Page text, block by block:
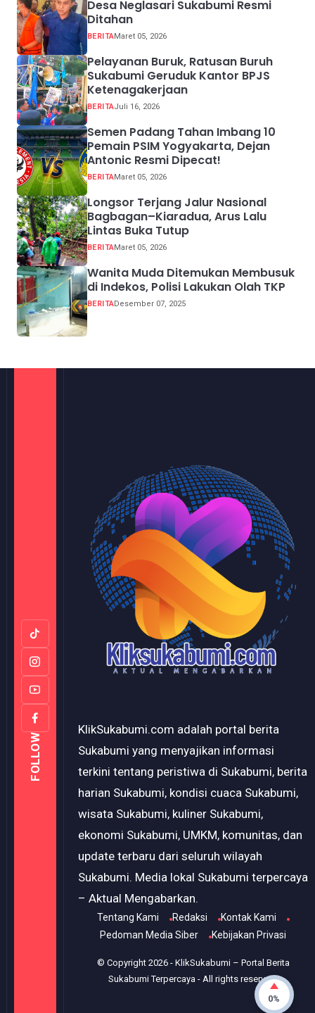
Desa Neglasari Sukabumi Resmi
Ditahan
BERITAMaret 05, 2026
Pelayanan Buruk, Ratusan Buruh
Sukabumi Geruduk Kantor BPJS
Ketenagakerjaan
BERITAJuli 16, 2026
Semen Padang Tahan Imbang 10
Pemain PSIM Yogyakarta, Dejan
Antonic Resmi Dipecat!
BERITAMaret 05, 2026
Longsor Terjang Jalur Nasional
Bagbagan–Kiaradua, Arus Lalu
Lintas Buka Tutup
BERITAMaret 05, 2026
Wanita Muda Ditemukan Membusuk
di Indekos, Polisi Lakukan Olah TKP
BERITADesember 07, 2025
FOLLOW
KlikSukabumi.com adalah portal berita
Sukabumi yang menyajikan informasi
terkini tentang peristiwa di Sukabumi, berita
harian Sukabumi, kondisi cuaca Sukabumi,
wisata Sukabumi, kuliner Sukabumi,
ekonomi Sukabumi, UMKM, komunitas, dan
update terbaru dari seluruh wilayah
Sukabumi. Media lokal Sukabumi terpercaya
– Aktual Mengabarkan.
Tentang Kami Redaksi
Kontak Kami
Pedoman Media Siber
Kebijakan Privasi
© Copyright 2026- KlikSukabumi – Portal Berita
Sukabumi Terpercaya - All rights reserved.
0%